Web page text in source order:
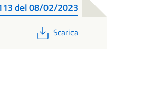
del 08/02/2023
PDF
Scarica